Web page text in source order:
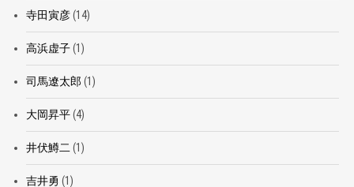
寺田寅彦(14)
高浜虚子(1)
司馬遼太郎 (1)
大岡昇平(4)
井伏鱒二 (1)
吉井勇 (1)